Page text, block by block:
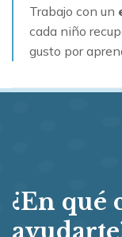
Trabajo con un
cada niño
gusto por
¿En qué